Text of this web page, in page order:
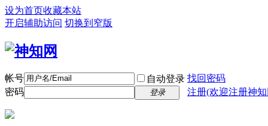
设为首页收藏本站
开启辅助访问 切换到窄版
帐号 自动登录 找回密码
密码
登录 注册(欢迎注册神